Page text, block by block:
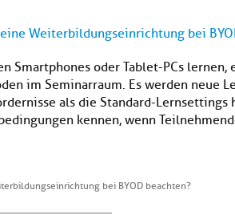
Weiterbildungseinrichtung bei
Smartphones oder Tablet-PCs lernen,
im Seminarraum. Es werden neue
als die Standard-Lernsettings
kennen, wenn
bei BYOD beachten?